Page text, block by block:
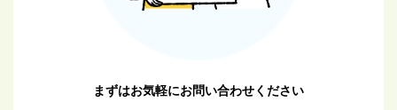
まずはお気軽にお問い合わせください